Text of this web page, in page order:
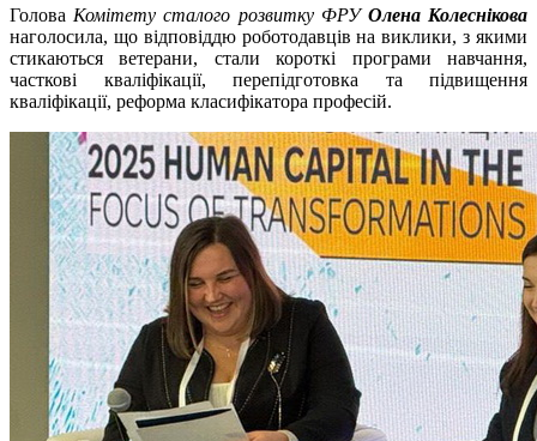
Голова Комітету сталого розвитку ФРУ Олена Колеснікова
наголосила, що відповіддю роботодавців на виклики, з якими
стикаються ветерани, стали короткі програми навчання,
часткові кваліфікації, перепідготовка та підвищення
кваліфікації, реформа класифікатора професій.